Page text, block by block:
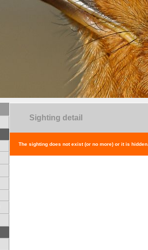
Sighting detail
The sighting does not exist (or no more) or it is hidden.